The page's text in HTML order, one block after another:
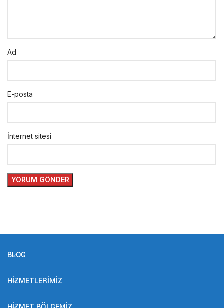
Ad
E-posta
İnternet sitesi
BLOG
HIZMETLERIMIZ